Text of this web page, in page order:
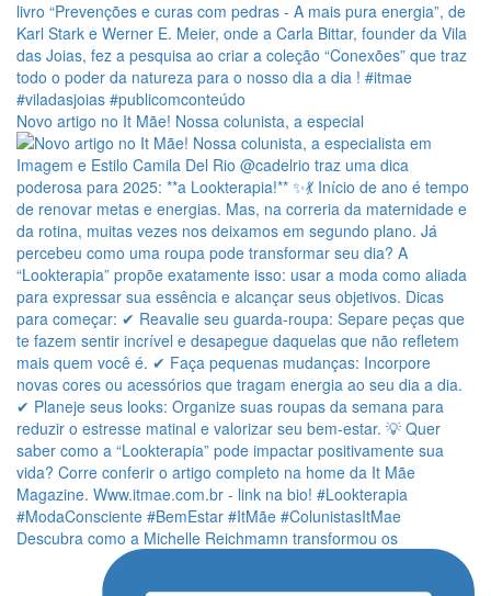
Novo artigo no It Mãe! Nossa colunista, a especial
Descubra como a Michelle Reichmamn transformou os